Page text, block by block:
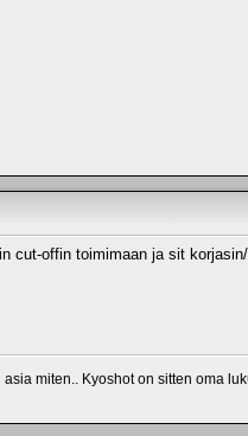
cut-offin toimimaan ja sit
miten.. Kyoshot on sitten oma